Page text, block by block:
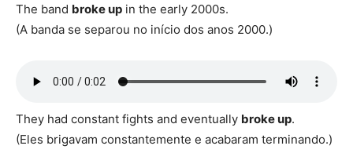
The band broke up in the early 2000s.
(A banda se separou no início dos anos 2000.)
They had constant fights and eventually broke up.
(Eles brigavam constantemente e acabaram terminando.)